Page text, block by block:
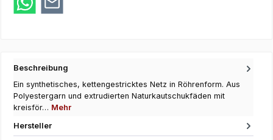
Beschreibung
Ein synthetisches, kettengestricktes Netz in Röhrenform. Aus
Polyestergarn und extrudierten Naturkautschukfäden mit
kreisför… Mehr
Hersteller